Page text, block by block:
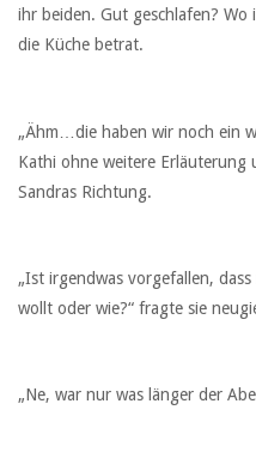
ihr beiden. Gut geschlafen? Wo
die Küche betrat.
„Ähm…die haben wir noch ein
Kathi ohne weitere Erläuterung
Sandras Richtung.
„Ist irgendwas vorgefallen,
wollt oder wie?“ fragte sie
„Ne, war nur was länger der